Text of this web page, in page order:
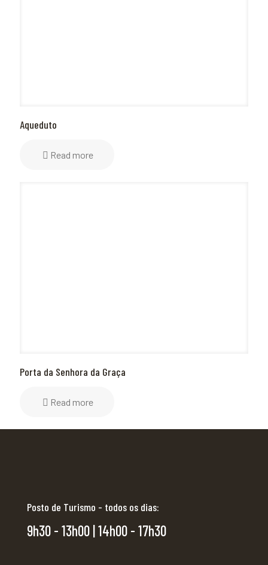
Aqueduto
Read more
Porta da Senhora da Graça
Read more
Posto de Turismo - todos os dias:
9h30 - 13h00 | 14h00 - 17h30